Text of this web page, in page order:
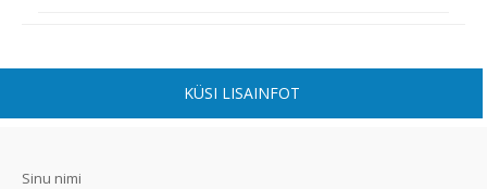
KÜSI LISAINFOT
Sinu nimi